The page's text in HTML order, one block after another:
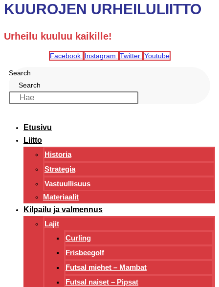
KUUROJEN URHEILULIITTO
Urheilu kuuluu kaikille!
Facebook Instagram Twitter Youtube
Search
Search
Etusivu
Liitto
Historia
Strategia
Vastuullisuus
Materiaalit
Kilpailu ja valmennus
Lajit
Curling
Frisbeegolf
Futsal miehet – Mambat
Futsal naiset – Pipsat